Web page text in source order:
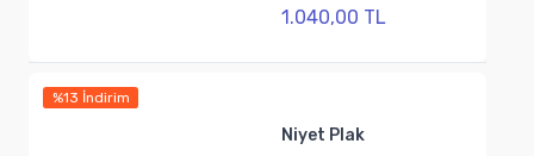
1.040,00 TL
%13 İndirim
Niyet Plak